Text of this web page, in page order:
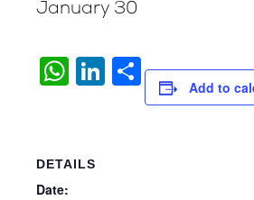
January 30
WhatsApp
LinkedIn
Share
Add to
DETAILS
Date: